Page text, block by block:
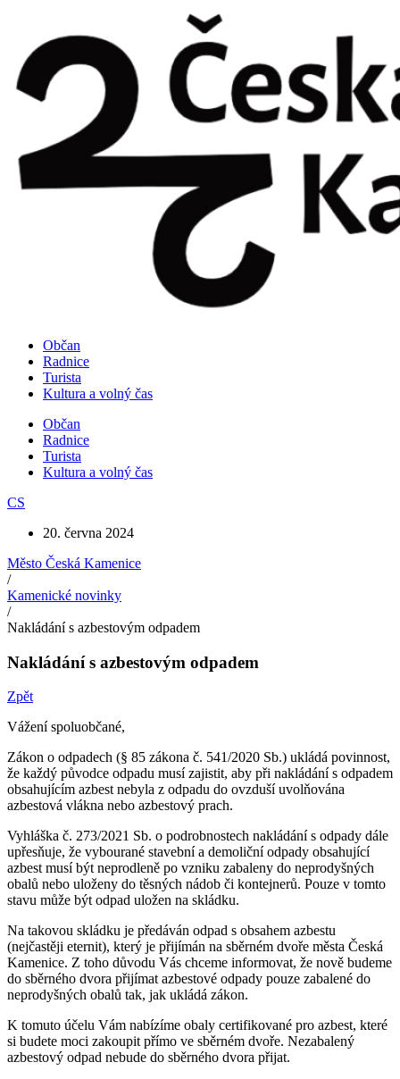
obsahu
Občan
Radnice
Turista
Kultura a volný čas
Občan
Radnice
Turista
Kultura a volný čas
CS
20. června 2024
Město Česká Kamenice
/
Kamenické novinky
/
Nakládání s azbestovým odpadem
Nakládání s azbestovým odpadem
Zpět
Vážení spoluobčané,
Zákon o odpadech (§ 85 zákona č. 541/2020 Sb.) ukládá povinnost,
že každý původce odpadu musí zajistit, aby při nakládání s odpadem
obsahujícím azbest nebyla z odpadu do ovzduší uvolňována
azbestová vlákna nebo azbestový prach.
Vyhláška č. 273/2021 Sb. o podrobnostech nakládání s odpady dále
upřesňuje, že vybourané stavební a demoliční odpady obsahující
azbest musí být neprodleně po vzniku zabaleny do neprodyšných
obalů nebo uloženy do těsných nádob či kontejnerů. Pouze v tomto
stavu může být odpad uložen na skládku.
Na takovou skládku je předáván odpad s obsahem azbestu
(nejčastěji eternit), který je přijímán na sběrném dvoře města Česká
Kamenice. Z toho důvodu Vás chceme informovat, že nově budeme
do sběrného dvora přijímat azbestové odpady pouze zabalené do
neprodyšných obalů tak, jak ukládá zákon.
K tomuto účelu Vám nabízíme obaly certifikované pro azbest, které
si budete moci zakoupit přímo ve sběrném dvoře. Nezabalený
azbestový odpad nebude do sběrného dvora přijat.